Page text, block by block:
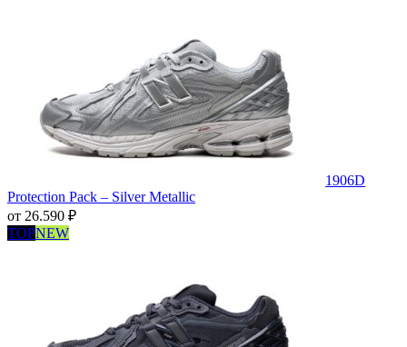
1906D
Protection Pack – Silver Metallic
от 26.590 ₽
TOPNEW